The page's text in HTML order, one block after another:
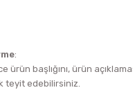
:
ürün başlığını, ürün
teyit edebilirsiniz.